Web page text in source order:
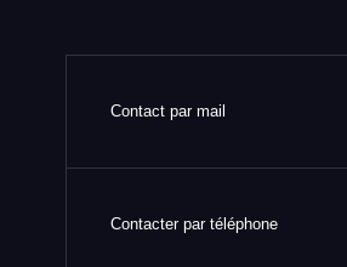
Contact par mail
Contacter par téléphone